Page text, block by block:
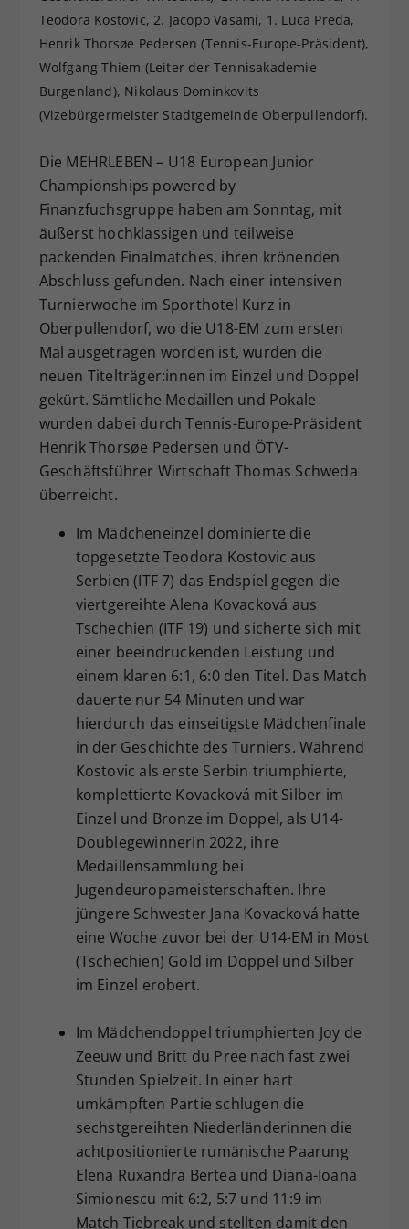
Teodora Kostovic, 2. Jacopo Vasami, 1. Luca Preda,
Henrik Thorsøe Pedersen (Tennis-Europe-Präsident),
Wolfgang Thiem (Leiter der Tennisakademie
Burgenland), Nikolaus Dominkovits
(Vizebürgermeister Stadtgemeinde Oberpullendorf).
Die MEHRLEBEN – U18 European Junior
Championships powered by
Finanzfuchsgruppe haben am Sonntag, mit
äußerst hochklassigen und teilweise
packenden Finalmatches, ihren krönenden
Abschluss gefunden. Nach einer intensiven
Turnierwoche im Sporthotel Kurz in
Oberpullendorf, wo die U18-EM zum ersten
Mal ausgetragen worden ist, wurden die
neuen Titelträger:innen im Einzel und Doppel
gekürt. Sämtliche Medaillen und Pokale
wurden dabei durch Tennis-Europe-Präsident
Henrik Thorsøe Pedersen und ÖTV-
Geschäftsführer Wirtschaft Thomas Schweda
überreicht.
Im Mädcheneinzel dominierte die
topgesetzte Teodora Kostovic aus
Serbien (ITF 7) das Endspiel gegen die
viertgereihte Alena Kovacková aus
Tschechien (ITF 19) und sicherte sich mit
einer beeindruckenden Leistung und
einem klaren 6:1, 6:0 den Titel. Das Match
dauerte nur 54 Minuten und war
hierdurch das einseitigste Mädchenfinale
in der Geschichte des Turniers. Während
Kostovic als erste Serbin triumphierte,
komplettierte Kovacková mit Silber im
Einzel und Bronze im Doppel, als U14-
Doublegewinnerin 2022, ihre
Medaillensammlung bei
Jugendeuropameisterschaften. Ihre
jüngere Schwester Jana Kovacková hatte
eine Woche zuvor bei der U14-EM in Most
(Tschechien) Gold im Doppel und Silber
im Einzel erobert.
Im Mädchendoppel triumphierten Joy de
Zeeuw und Britt du Pree nach fast zwei
Stunden Spielzeit. In einer hart
umkämpften Partie schlugen die
sechstgereihten Niederländerinnen die
achtpositionierte rumänische Paarung
Elena Ruxandra Bertea und Diana-Ioana
Simionescu mit 6:2, 5:7 und 11:9 im
Match Tiebreak und stellten damit den
Dieser Wert speichert Ihre Consent-
Einstellungen. Unter anderem eine
zufällig generierte ID, für die
historische Speicherung Ihrer
Webseiten-Betreiber dies eingestellt